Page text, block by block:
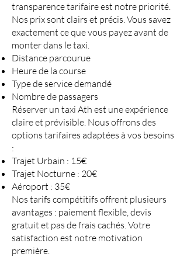
transparence tarifaire est notre priorité.
Nos prix sont clairs et précis. Vous savez
exactement ce que vous payez avant de
monter dans le taxi.
Distance parcourue
Heure de la course
Type de service demandé
Nombre de passagers
Réserver un taxi Ath est une expérience
claire et prévisible. Nous offrons des
options tarifaires adaptées à vos besoins
:
Trajet Urbain : 15€
Trajet Nocturne : 20€
Aéroport : 35€
Nos tarifs compétitifs offrent plusieurs
avantages : paiement flexible, devis
gratuit et pas de frais cachés. Votre
satisfaction est notre motivation
première.